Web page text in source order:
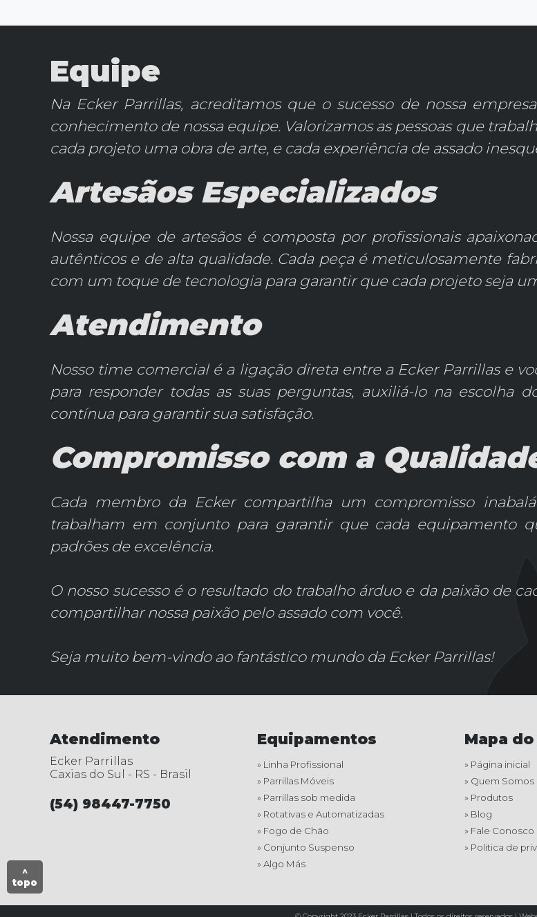
^
topo
Equipe
Na Ecker Parrillas, acreditamos que o sucesso de nossa
conhecimento de nossa equipe. Valorizamos as pessoas que
cada projeto uma obra de arte, e cada experiência de assado
Artesãos Especializados
Nossa equipe de artesãos é composta por profissionais
autênticos e de alta qualidade. Cada peça é meticulosamente
com um toque de tecnologia para garantir que cada projeto seja
Atendimento
Nosso time comercial é a ligação direta entre a Ecker Parrillas e
para responder todas as suas perguntas, auxiliá-lo na escolha
contínua para garantir sua satisfação.
Compromisso com a
Cada membro da Ecker compartilha um compromisso
trabalham em conjunto para garantir que cada equipamento
padrões de excelência.
O nosso sucesso é o resultado do trabalho árduo e da paixão de
compartilhar nossa paixão pelo assado com você.
Seja muito bem-vindo ao fantástico mundo da Ecker Parrillas!
Atendimento
Ecker Parrillas
Caxias do Sul - RS - Brasil
(54) 98447-7750
Equipamentos
» Linha Profissional
» Parrillas Móveis
» Parrillas sob medida
» Rotativas e Automatizadas
» Fogo de Chão
» Conjunto Suspenso
» Algo Más
Mapa
» Página inicial
» Quem Somos
» Produtos
» Blog
» Fale Conosco
» Politica de